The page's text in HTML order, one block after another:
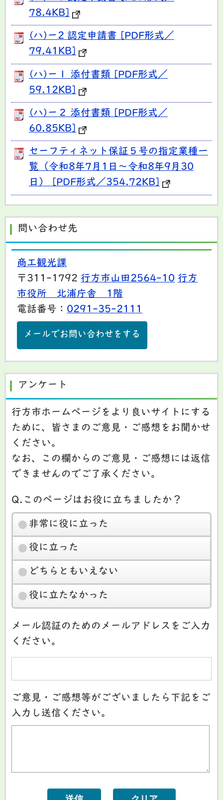
78.4KB]
(ハ)ー2 認定申請書 [PDF形式／
79.41KB]
(ハ)ー１ 添付書類 [PDF形式／
59.12KB]
(ハ)ー２ 添付書類 [PDF形式／
60.85KB]
セーフティネット保証５号の指定業種一
覧（令和8年7月1日～令和8年9月30
日） [PDF形式／354.72KB]
問い合わせ先
商工観光課
〒311-1792 行方市山田2564-10 行方
市役所 北浦庁舎 1階
電話番号： 0291-35-2111
メールでお問い合わせをする
アンケート
行方市ホームページをより良いサイトにする
ために、皆さまのご意見・ご感想をお聞かせ
ください。
なお、この欄からのご意見・ご感想には返信
できませんのでご了承ください。
Q.このページはお役に立ちましたか？
非常に役に立った
役に立った
どちらともいえない
役に立たなかった
メール認証のためのメールアドレスをご入力
ください。
ご意見・ご感想等がございましたら下記をご
入力し送信ください。